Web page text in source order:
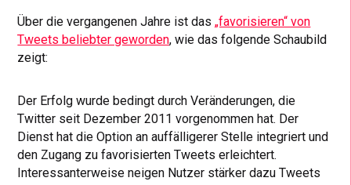
Über die vergangenen Jahre ist das„favorisieren“ von
Tweets beliebter geworden, wie das folgende Schaubild
zeigt:
Der Erfolg wurde bedingt durch Veränderungen, die
Twitter seit Dezember 2011 vorgenommen hat. Der
Dienst hat die Option an auffälligerer Stelle integriert und
den Zugang zu favorisierten Tweets erleichtert.
Interessanterweise neigen Nutzer stärker dazu Tweets